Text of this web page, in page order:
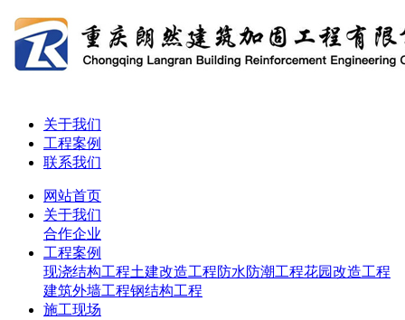
关于我们
工程案例
联系我们
网站首页
关于我们
合作企业
工程案例
现浇结构工程土建改造工程防水防潮工程花园改造工程
建筑外墙工程钢结构工程
施工现场